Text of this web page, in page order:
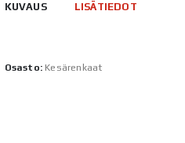
KUVAUS LISÄTIEDOT
Osasto: Kesärenkaat